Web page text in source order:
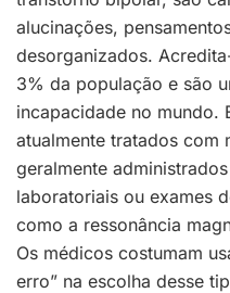
alucinações,
desorganizados.
3% da população e são
incapacidade no mundo.
atualmente tratados com
geralmente
laboratoriais ou exames
como a ressonância
Os médicos costumam
erro” na escolha desse